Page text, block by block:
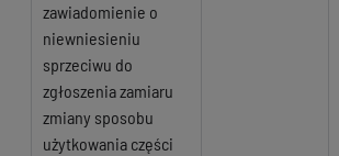
zawiadomienie o
niewniesieniu
sprzeciwu do
zgłoszenia zamiaru
zmiany sposobu
użytkowania części